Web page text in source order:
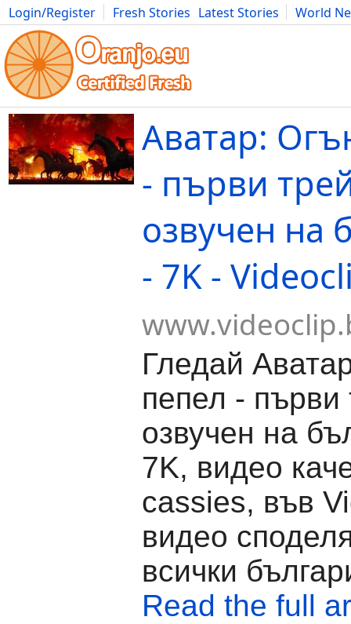
Login/Register Fresh Stories Latest Stories
World
Movies Anime Music Art Cars Advice Science
Аватар:
- първи
озвучен на
- 7K -
Гледай
пепел - първи
озвучен на
7K, видео
cassies, във
видео
всички
Read the full